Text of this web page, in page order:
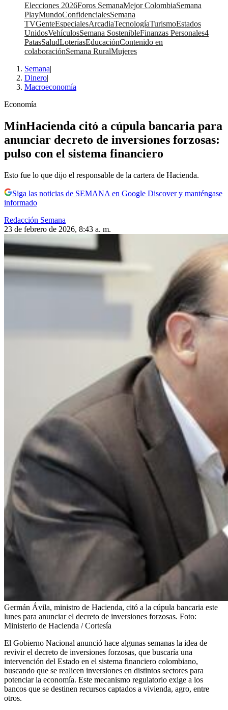
Elecciones 2026Foros SemanaMejor ColombiaSemana
PlayMundoConfidencialesSemana
TVGenteEspecialesArcadiaTecnologíaTurismoEstados
UnidosVehículosSemana SostenibleFinanzas Personales4
PatasSaludLoteríasEducaciónContenido en
colaboraciónSemana RuralMujeres
Semana|
Dinero|
Macroeconomía
Economía
MinHacienda citó a cúpula bancaria para
anunciar decreto de inversiones forzosas:
pulso con el sistema financiero
Esto fue lo que dijo el responsable de la cartera de Hacienda.
Siga las noticias de SEMANA en Google Discover y manténgase
informado
Redacción Semana
23 de febrero de 2026, 8:43 a. m.
Germán Ávila, ministro de Hacienda, citó a la cúpula bancaria este
lunes para anunciar el decreto de inversiones forzosas. Foto:
Ministerio de Hacienda / Cortesía
El Gobierno Nacional anunció hace algunas semanas la idea de
revivir el decreto de inversiones forzosas, que buscaría una
intervención del Estado en el sistema financiero colombiano,
buscando que se realicen inversiones en distintos sectores para
potenciar la economía. Este mecanismo regulatorio exige a los
bancos que se destinen recursos captados a vivienda, agro, entre
otros.